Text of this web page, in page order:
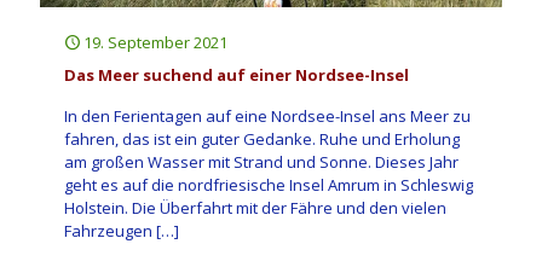
19. September 2021
Das Meer suchend auf einer Nordsee-Insel
In den Ferientagen auf eine Nordsee-Insel ans Meer zu
fahren, das ist ein guter Gedanke. Ruhe und Erholung
am großen Wasser mit Strand und Sonne. Dieses Jahr
geht es auf die nordfriesische Insel Amrum in Schleswig
Holstein. Die Überfahrt mit der Fähre und den vielen
Fahrzeugen […]